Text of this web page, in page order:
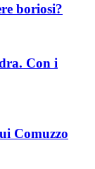
boriosi?
Con i
Comuzzo